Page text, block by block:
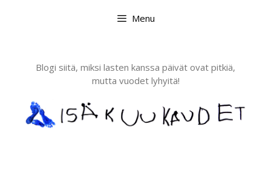
Menu
Blogi siitä, miksi lasten kanssa päivät ovat pitkiä,
mutta vuodet lyhyitä!